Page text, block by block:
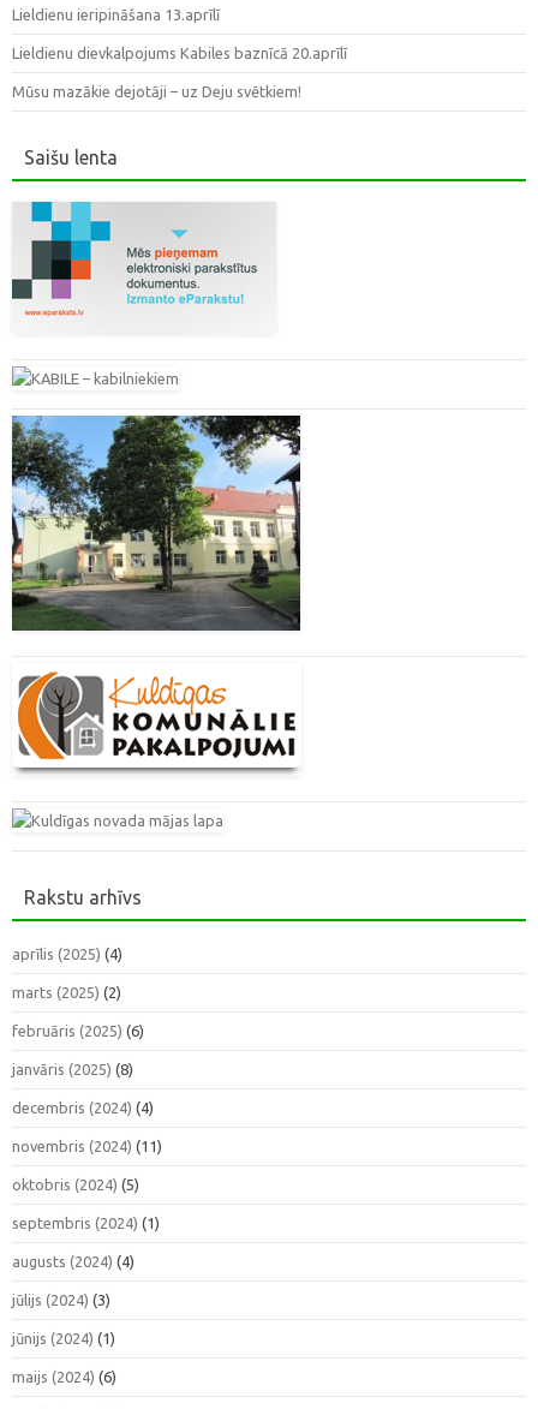
Lieldienu ieripināšana 13.aprīlī
Lieldienu dievkalpojums Kabiles baznīcā 20.aprīlī
Mūsu mazākie dejotāji – uz Deju svētkiem!
Saišu lenta
Rakstu arhīvs
aprīlis (2025) (4)
marts (2025) (2)
februāris (2025) (6)
janvāris (2025) (8)
decembris (2024) (4)
novembris (2024) (11)
oktobris (2024) (5)
septembris (2024) (1)
augusts (2024) (4)
jūlijs (2024) (3)
jūnijs (2024) (1)
maijs (2024) (6)